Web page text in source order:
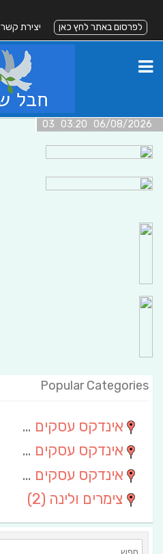
לפרסום באתר לחץ כאן
יצירת קשר
06/08/2026 03:20 03
Popular Categories
אינדקס עסקים מרחבי
אינדקס עסקים חבל שלום
אינדקס עסקים ארצי
צימרים ולינה (2)